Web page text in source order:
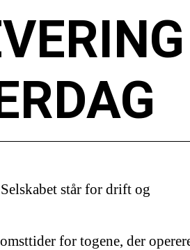
står for drift og
for togene, der